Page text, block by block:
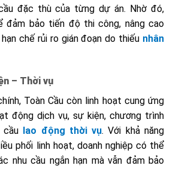
đặc thù của từng dự án. Nhờ đó,
đảm bảo tiến độ thi công, nâng cao
chế rủi ro gián đoạn do thiếu nhân
– Thời vụ
Toàn Cầu còn linh hoạt cung ứng
động dịch vụ, sự kiện, chương trình
cầu lao động thời vụ. Với khả năng
phối linh hoạt, doanh nghiệp có thể
nhu cầu ngắn hạn mà vẫn đảm bảo